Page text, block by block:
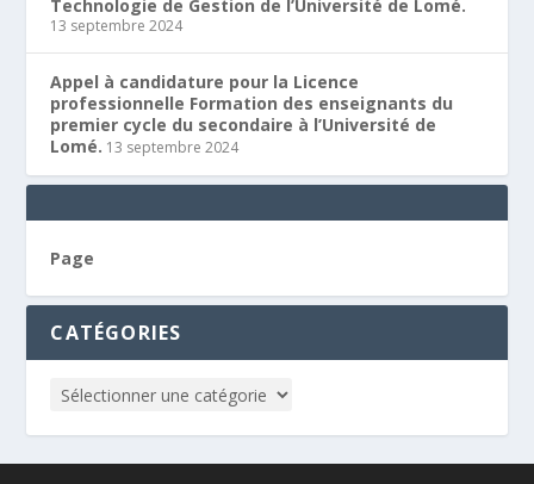
Technologie de Gestion de l’Université de Lomé.
13 septembre 2024
Appel à candidature pour la Licence
professionnelle Formation des enseignants du
premier cycle du secondaire à l’Université de
Lomé. 13 septembre 2024
Page
CATÉGORIES